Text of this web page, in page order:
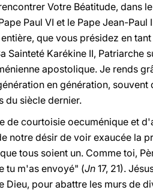
Votre Béatitude, dans
Paul VI et le Pape Jean-
que vous présidez en
Sainteté Karékine II, Patriarche
apostolique. Je rends
en génération,
du siècle dernier.
de courtoisie oecuménique et
notre désir de voir exaucée la
tous soient un. Comme toi,
tu m'as envoyé" (Jn 17, 21).
pour abattre les murs de